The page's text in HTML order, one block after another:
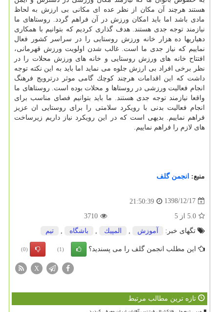
هستند هرچند آن مكان از نظر عده ای مكانی بی ارزش به لحاظ
مادی باشد اما باید امكان ورزش در آن فراهم گردد. روستاهای ما
نیازمند توجه جدی هستند. هدف گذاری كردیم كه بتوانیم با همكاری
دهیاریها ده هزار خانه ورزش روستایی را در سراسر كشور فعال
نماییم كه نیاز جدی ما است. غالب شدن اولویت ورزش قهرمانی،
افتتاح خانه های ورزش روستایی و خانه های ورزش محلات را در
نظر برخی افراد بی ارزش جلوه می نماید اما باید به این نكته توجه
داشت كه این اقدامات هرچند كوچك گامی موثر درترویج فرهنگ
انجام فعالیت ورزشی در روستاها و محلات بوده است. روستاهای ما
واقعا نیازمند توجه جدی هستند. ما باید بتوانیم فصای مناسب برای
انجام فعالیت بدنی با رویكرد سلامتی را برای روستایی ان عزیز
فراهم نماییم. بدیهی است كه در این رویكرد نیاز داریم زیرساخت
های لازم را فراهم نماییم.
منبع: انجمن گلف
1398/12/17
21:50:39
5.0 از 5
3710
تگهای خبر:
آموزش المپیك باشگاه تیم
این مطلب انجمن گلف را می پسندید؟ (1)
(0)
X
تازه ترین مطالب مرتبط